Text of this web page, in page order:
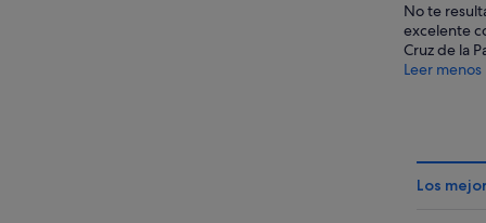
No te
excelente
Cruz de la
Leer menos
Los